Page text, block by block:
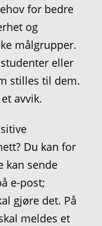
for bedre
og
målgrupper.
eller
stilles til dem.
avvik.
Du kan for
kan sende
e-post;
gjøre det. På
meldes et